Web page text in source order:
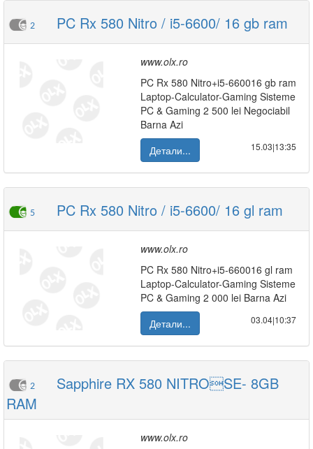
2 PC Rx 580 Nitro / i5-6600/ 16 gb ram
www.olx.ro
PC Rx 580 Nitro+i5-660016 gb ram
Laptop-Calculator-Gaming Sisteme
PC & Gaming 2 500 lei Negociabil
Barna Azi
Детали...
15.03|13:35
5 PC Rx 580 Nitro / i5-6600/ 16 gl ram
www.olx.ro
PC Rx 580 Nitro+i5-660016 gl ram
Laptop-Calculator-Gaming Sisteme
PC & Gaming 2 000 lei Barna Azi
Детали...
03.04|10:37
2
Sapphire RX 580 NITROSE- 8GB
RAM
www.olx.ro